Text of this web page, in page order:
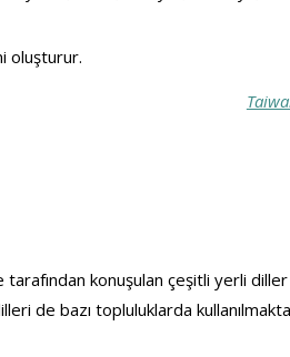
oluşturur.
tarafından konuşulan çeşitli yerli
de bazı topluluklarda